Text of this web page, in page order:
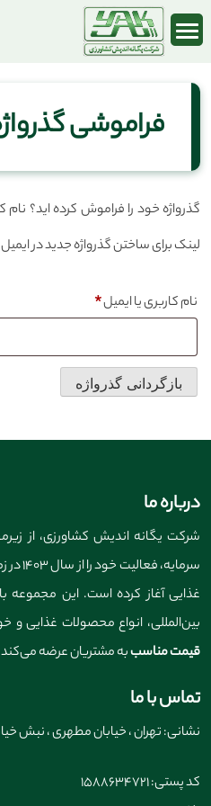
Skip
content
فراموشی
گذرواژه خود را فراموش کرده اید؟ نام
لینک برای ساختن گذرواژه جدید در
نام کاربری یا ایمیل*
بازگردانی گذرواژه
درباره ما
شرکت یگانه اندیش کشاورزی، از
غذایی آغاز کرده است. این مجموعه
بین‌المللی، انواع محصولات غذایی و
قیمت مناسببه مشتریان عرضه
تماس با ما
نشانی: تهران ، خیابان مطهری ، نبش
کد پستی: 1588634721